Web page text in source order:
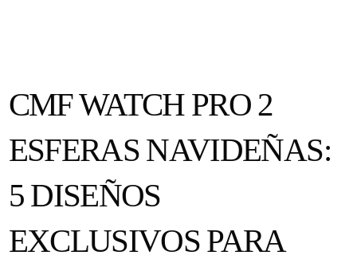
CMF WATCH PRO 2
ESFERAS NAVIDEÑAS:
5 DISEÑOS
EXCLUSIVOS PARA